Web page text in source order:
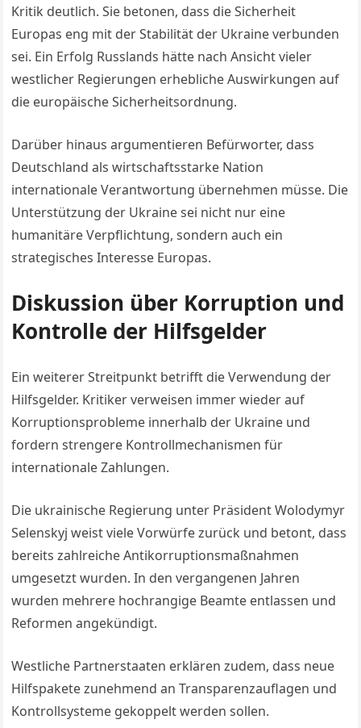
Kritik deutlich. Sie betonen, dass die Sicherheit
Europas eng mit der Stabilität der Ukraine verbunden
sei. Ein Erfolg Russlands hätte nach Ansicht vieler
westlicher Regierungen erhebliche Auswirkungen auf
die europäische Sicherheitsordnung.
Darüber hinaus argumentieren Befürworter, dass
Deutschland als wirtschaftsstarke Nation
internationale Verantwortung übernehmen müsse. Die
Unterstützung der Ukraine sei nicht nur eine
humanitäre Verpflichtung, sondern auch ein
strategisches Interesse Europas.
Diskussion über Korruption und
Kontrolle der Hilfsgelder
Ein weiterer Streitpunkt betrifft die Verwendung der
Hilfsgelder. Kritiker verweisen immer wieder auf
Korruptionsprobleme innerhalb der Ukraine und
fordern strengere Kontrollmechanismen für
internationale Zahlungen.
Die ukrainische Regierung unter Präsident Wolodymyr
Selenskyj weist viele Vorwürfe zurück und betont, dass
bereits zahlreiche Antikorruptionsmaßnahmen
umgesetzt wurden. In den vergangenen Jahren
wurden mehrere hochrangige Beamte entlassen und
Reformen angekündigt.
Westliche Partnerstaaten erklären zudem, dass neue
Hilfspakete zunehmend an Transparenzauflagen und
Kontrollsysteme gekoppelt werden sollen.